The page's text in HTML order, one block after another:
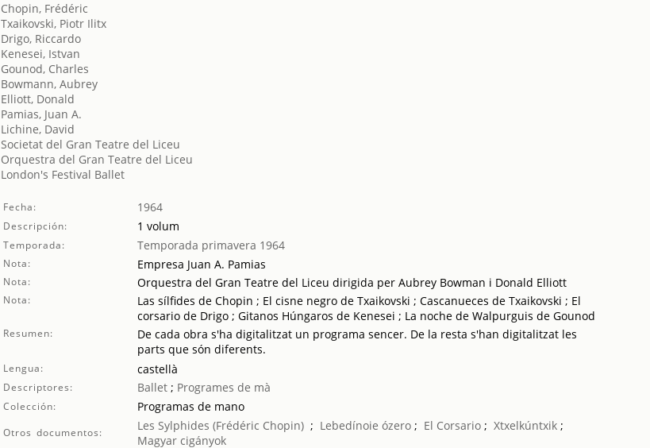
Chopin, Frédéric
Txaikovski, Piotr Ilitx
Drigo, Riccardo
Kenesei, Istvan
Gounod, Charles
Bowmann, Aubrey
Elliott, Donald
Pamias, Juan A.
Lichine, David
Societat del Gran Teatre del Liceu
Orquestra del Gran Teatre del Liceu
London's Festival Ballet
Fecha: 1964
Descripción: 1 volum
Temporada: Temporada primavera 1964
Nota: Empresa Juan A. Pamias
Nota: Orquestra del Gran Teatre del Liceu dirigida per Aubrey Bowman i Donald Elliott
Nota:
Las sílfides de Chopin ; El cisne negro de Txaikovski ; Cascanueces de Txaikovski ; El
corsario de Drigo ; Gitanos Húngaros de Kenesei ; La noche de Walpurguis de Gounod
Resumen:
De cada obra s'ha digitalitzat un programa sencer. De la resta s'han digitalitzat les
parts que són diferents.
Lengua: castellà
Descriptores: Ballet; Programes de mà
Colección: Programas de mano
Otros documentos: Les Sylphides (Frédéric Chopin); Lebedínoie ózero; El Corsario; Xtxelkúntxik;
Magyar cigányok